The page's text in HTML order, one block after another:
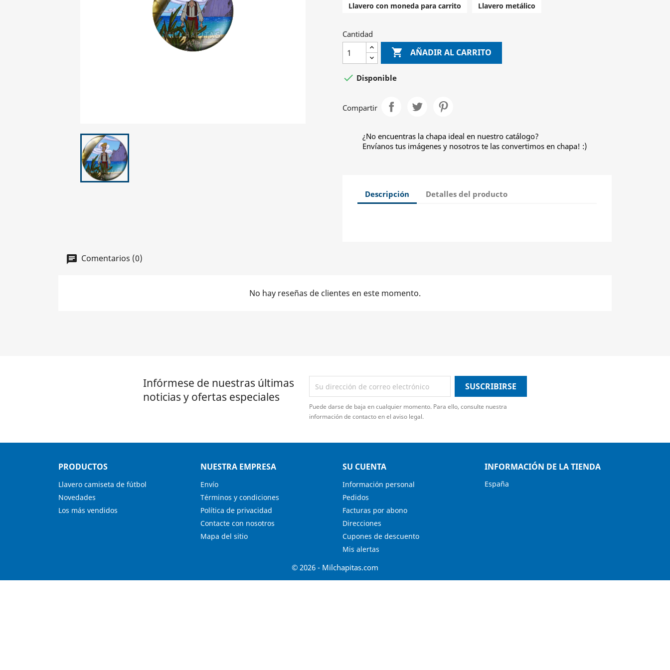
Llavero con moneda para carrito
Llavero metálico
Cantidad
 AÑADIR AL CARRITO
 Disponible
Compartir
¿No encuentras la chapa ideal en nuestro catálogo?
Envíanos tus imágenes y nosotros te las convertimos en chapa! :)
Descripción Detalles del producto
Comentarios (0)
No hay reseñas de clientes en este momento.
Infórmese de nuestras últimas
noticias y ofertas especiales
Puede darse de baja en cualquier momento. Para ello, consulte nuestra
información de contacto en el aviso legal.
PRODUCTOS
Llavero camiseta de fútbol
Novedades
Los más vendidos
NUESTRA EMPRESA
Envío
Términos y condiciones
Política de privacidad
Contacte con nosotros
Mapa del sitio
SU CUENTA
Información personal
Pedidos
Facturas por abono
Direcciones
Cupones de descuento
Mis alertas
INFORMACIÓN DE LA TIENDA
España
© 2026 - Milchapitas.com